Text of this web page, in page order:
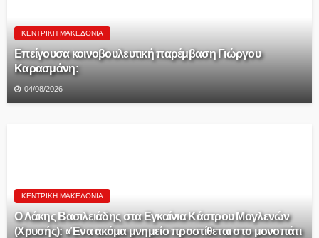
ΚΕΝΤΡΙΚΉ ΜΑΚΕΔΟΝΊΑ
Επείγουσα κοινοβουλευτική παρέμβαση Γιώργου
Καρασμάνη:
04/08/2026
ΚΕΝΤΡΙΚΉ ΜΑΚΕΔΟΝΊΑ
Ο Λάκης Βασιλειάδης στα Εγκαίνια Κάστρου Μογλενών
(Χρυσής): «Ένα ακόμα μνημείο προστίθεται στο μονοπάτι